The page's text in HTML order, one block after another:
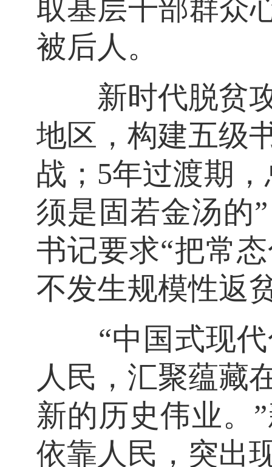
取基层干部群众
被后人。
新时代脱贫攻
地区，构建五级
战；5年过渡期
须是固若金汤的
书记要求“把常
不发生规模性返
“中国式现代
人民，汇聚蕴藏
新的历史伟业。
依靠人民，突出